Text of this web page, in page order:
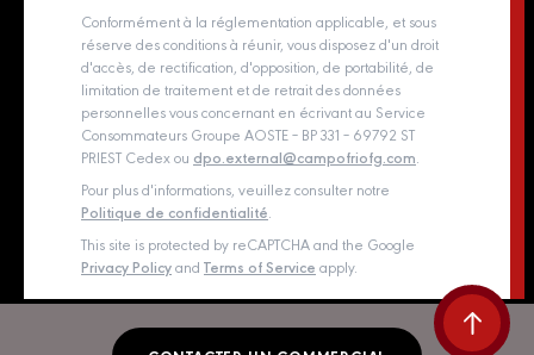
Conformément à la réglementation applicable, et sous
réserve des conditions à réunir, vous disposez d'un droit
d'accès, de rectification, d'opposition, de portabilité, de
limitation de traitement et de retrait des données
personnelles vous concernant en écrivant au Service
Consommateurs Groupe AOSTE – BP 331 – 69792 ST
PRIEST Cedex ou dpo.external@campofriofg.com
Pour plus d'informations, veuillez consulter notre
Politique de confidentialité
This site is protected by reCAPTCHA and the Google
Privacy Policyand Terms of Service apply.